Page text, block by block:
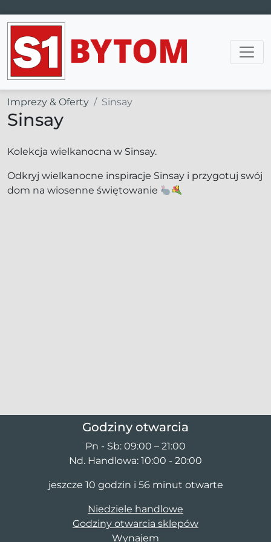
Main Navigation
Imprezy & Oferty Sinsay
Sinsay
Kolekcja wielkanocna w Sinsay.
Odkryj wielkanocne inspiracje Sinsay i przygotuj swój
dom na wiosenne świętowanie
Godziny otwarcia
Pn - Sb: 09:00 – 21:00
Nd. Handlowa: 10:00 - 20:00
jeszcze 10 godzin i 56 minut otwarte
Niedziele handlowe
Godziny otwarcia sklepów
Wynajem